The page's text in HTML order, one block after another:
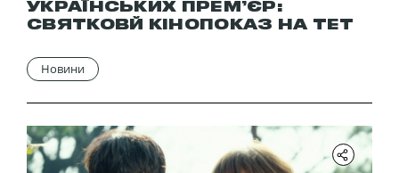
УКРАЇНСЬКИХ ПРЕМ’ЄР:
СВЯТКОВЙ КІНОПОКАЗ НА ТЕТ
Новини